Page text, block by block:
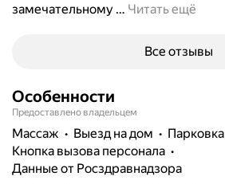
замечательному … Читать ещё
Все отзывы
Особенности
Предоставлено владельцем
массаж выезд на дом
парковка
кнопка вызова персонала
данные от Росздравнадзора